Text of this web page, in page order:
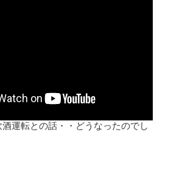
運転との話・・どうなったのでし